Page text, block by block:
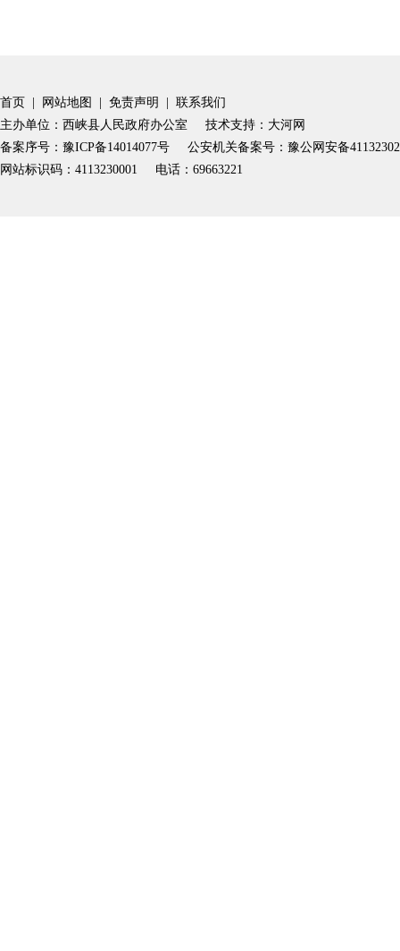
首页 网站地图 免责声明
联系我们
主办单位：西峡县人民政府办公室 技术支持：大河网
备案序号：豫ICP备14014077号 公安机关备案号：豫公网安备
网站标识码：4113230001 电话：69663221